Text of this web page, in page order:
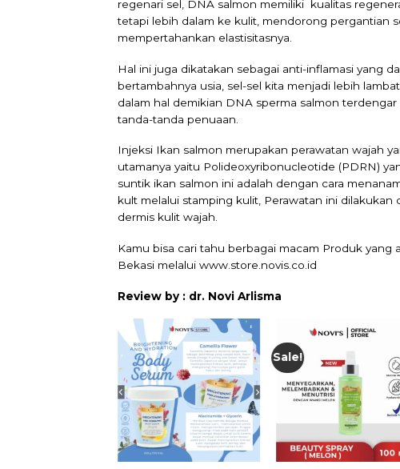
regenari sel, DNA salmon memiliki kualitas
tetapi lebih dalam ke kulit, mendorong pergantian
mempertahankan elastisitasnya.
Hal ini juga dikatakan sebagai anti-inflamasi yang
bertambahnya usia, sel-sel kita menjadi lebih
dalam hal demikian DNA sperma salmon
tanda-tanda penuaan.
Injeksi Ikan salmon merupakan perawatan wajah
utamanya yaitu Polideoxyribonucleotide (PDRN)
suntik ikan salmon ini adalah dengan cara
kult melalui stamping kulit, Perawatan ini
dermis kulit wajah.
Kamu bisa cari tahu berbagai macam Produk yang
Bekasi melalui www.store.novis.co.id
Review by : dr. Novi Arlisma
Sale!